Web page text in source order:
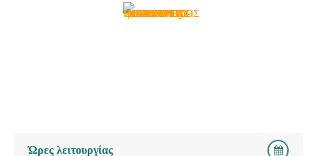
Ώρες λειτουργίας